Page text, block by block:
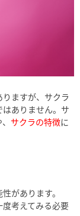
ますが、サクラ
ありません。サ
サクラの特徴に
があります。
考えてみる必要